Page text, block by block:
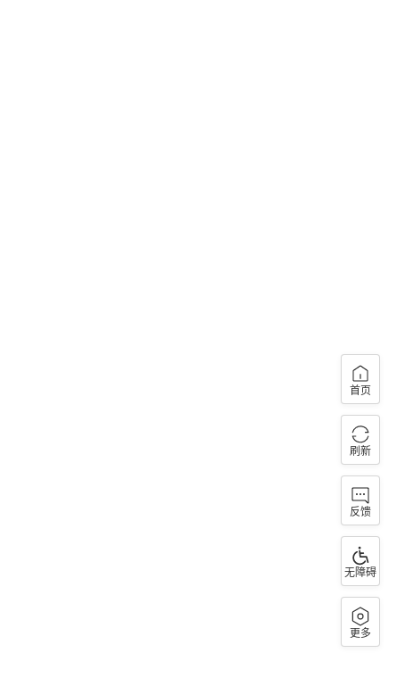
首页
刷新
反馈
无障碍
更多